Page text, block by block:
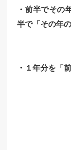
・前半でその
半で「その年
・１年分を「